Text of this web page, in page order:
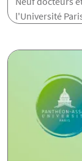
l'Université